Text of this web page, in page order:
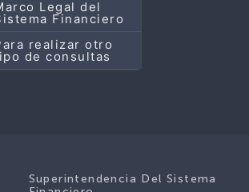
Legal del
Financiero
realizar otro
de consultas
Superintendencia Del Sistema